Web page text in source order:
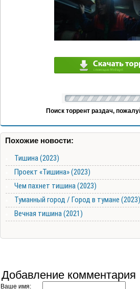
Поиск торрент раздач,
Похожие новости:
Тишина (2023)
Проект «Тишина» (2023)
Чем пахнет тишина (2023)
Туманный город / Город в тумане (2023)
Вечная тишина (2021)
Добавление комментария
Ваше имя: